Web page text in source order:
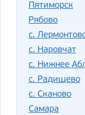
Пятиморск
Рябово
с.
с. Наровчат
с. Нижнее
с. Радищево
с. Сканово
Самара